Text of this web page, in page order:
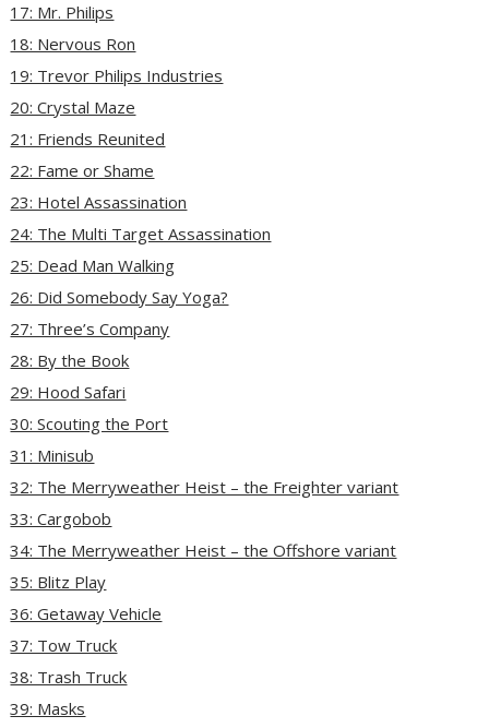
17: Mr. Philips
18: Nervous Ron
19: Trevor Philips Industries
20: Crystal Maze
21: Friends Reunited
22: Fame or Shame
23: Hotel Assassination
24: The Multi Target Assassination
25: Dead Man Walking
26: Did Somebody Say Yoga?
27: Three’s Company
28: By the Book
29: Hood Safari
30: Scouting the Port
31: Minisub
32: The Merryweather Heist – the Freighter variant
33: Cargobob
34: The Merryweather Heist – the Offshore variant
35: Blitz Play
36: Getaway Vehicle
37: Tow Truck
38: Trash Truck
39: Masks